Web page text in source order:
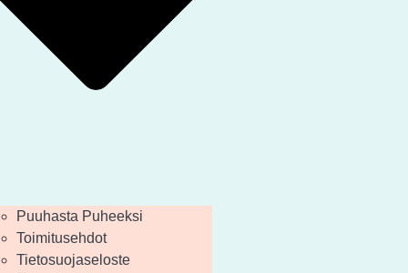
Puuhasta Puheeksi
Toimitusehdot
Tietosuojaseloste